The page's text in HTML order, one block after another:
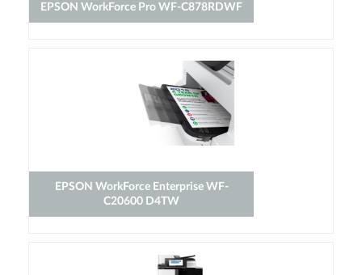
EPSON WorkForce Pro WF-C878RDWF
EPSON WorkForce Enterprise WF-
C20600 D4TW